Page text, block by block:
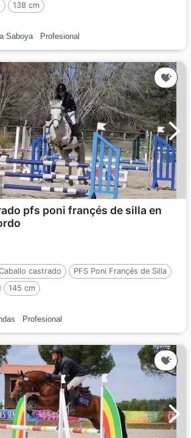
138 cm
Saboya Profesional
pfs poni françés de silla en
castrado
PFS Poni Françés de Silla
145 cm
Profesional